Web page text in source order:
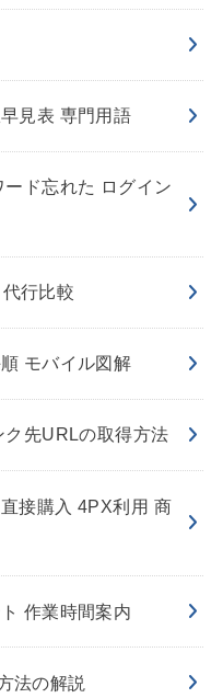
見表 専門用語
ド忘れた ログイン
行比較
モバイル図解
ク先URLの取得方法
接購入 4PX利用 商
作業時間案内
法の解説